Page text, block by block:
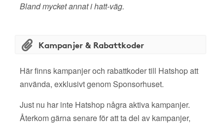
Bland mycket annat i hatt-väg.
Kampanjer & Rabattkoder
Här finns kampanjer och rabattkoder till Hatshop att
använda, exklusivt genom Sponsorhuset.
Just nu har inte Hatshop några aktiva kampanjer.
Återkom gärna senare för att ta del av kampanjer,